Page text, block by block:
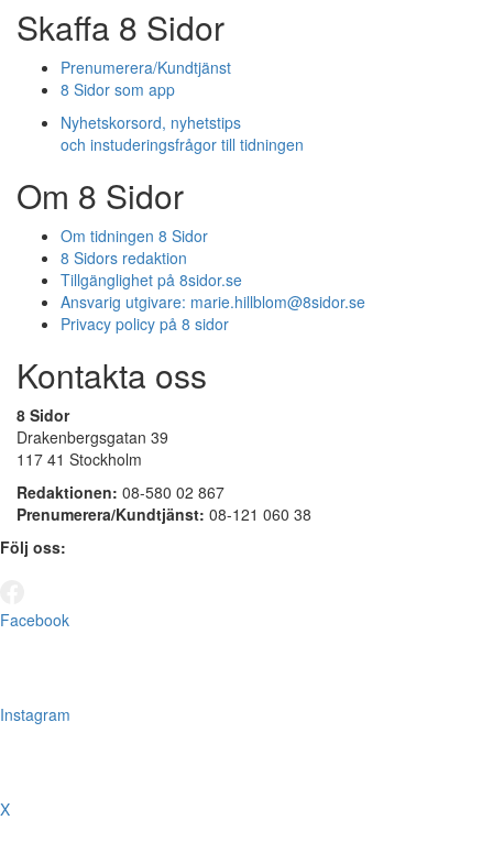
Skaffa 8 Sidor
Prenumerera/Kundtjänst
8 Sidor som app
Nyhetskorsord, nyhetstips
och instuderingsfrågor till tidningen
Om 8 Sidor
Om tidningen 8 Sidor
8 Sidors redaktion
Tillgänglighet på 8sidor.se
Ansvarig utgivare: marie.hillblom@8sidor.se
Privacy policy på 8 sidor
Kontakta oss
8 Sidor
Drakenbergsgatan 39
117 41 Stockholm
Redaktionen: 08-580 02 867
Prenumerera/Kundtjänst: 08-121 060 38
Följ oss:
Facebook
Instagram
X